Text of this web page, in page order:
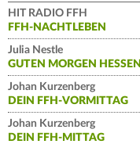
HIT RADIO FFH
FFH-NACHTLEBEN
Julia Nestle
GUTEN MORGEN HESSEN
Johan Kurzenberg
DEIN FFH-VORMITTAG
Johan Kurzenberg
DEIN FFH-MITTAG